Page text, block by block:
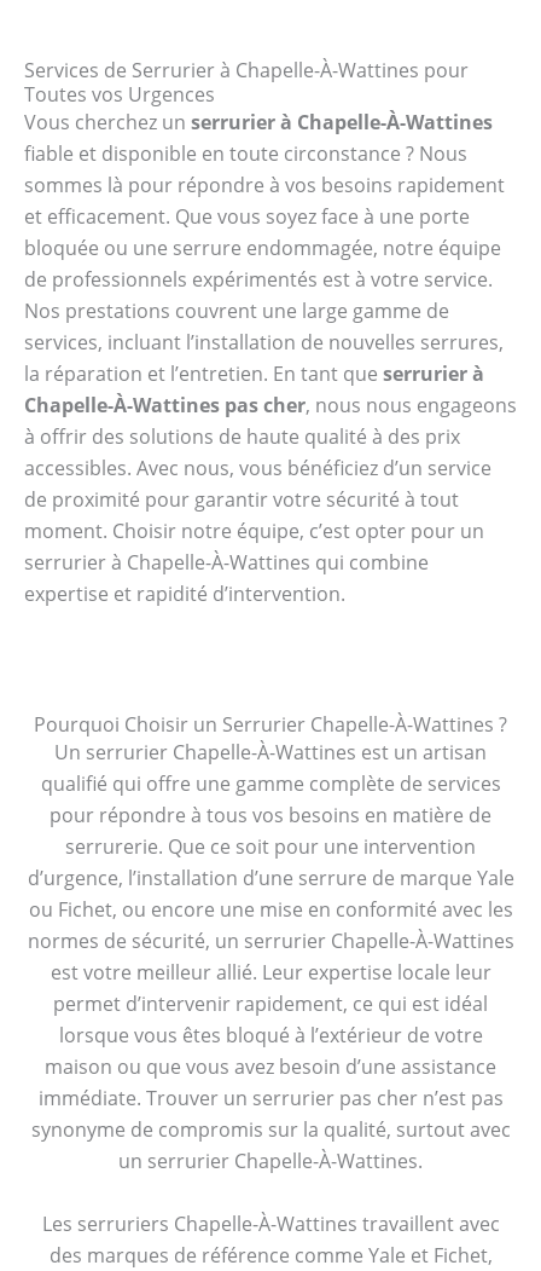
Services de Serrurier à Chapelle-À-Wattines pour
Toutes vos Urgences
Vous cherchez un serrurier à Chapelle-À-Wattines
fiable et disponible en toute circonstance ? Nous
sommes là pour répondre à vos besoins rapidement
et efficacement. Que vous soyez face à une porte
bloquée ou une serrure endommagée, notre équipe
de professionnels expérimentés est à votre service.
Nos prestations couvrent une large gamme de
services, incluant l’installation de nouvelles serrures,
la réparation et l’entretien. En tant que serrurier à
Chapelle-À-Wattines pas cher, nous nous engageons
à offrir des solutions de haute qualité à des prix
accessibles. Avec nous, vous bénéficiez d’un service
de proximité pour garantir votre sécurité à tout
moment. Choisir notre équipe, c’est opter pour un
serrurier à Chapelle-À-Wattines qui combine
expertise et rapidité d’intervention.
Pourquoi Choisir un Serrurier Chapelle-À-Wattines ?
Un serrurier Chapelle-À-Wattines est un artisan
qualifié qui offre une gamme complète de services
pour répondre à tous vos besoins en matière de
serrurerie. Que ce soit pour une intervention
d’urgence, l’installation d’une serrure de marque Yale
ou Fichet, ou encore une mise en conformité avec les
normes de sécurité, un serrurier Chapelle-À-Wattines
est votre meilleur allié. Leur expertise locale leur
permet d’intervenir rapidement, ce qui est idéal
lorsque vous êtes bloqué à l’extérieur de votre
maison ou que vous avez besoin d’une assistance
immédiate. Trouver un serrurier pas cher n’est pas
synonyme de compromis sur la qualité, surtout avec
un serrurier Chapelle-À-Wattines.
Les serruriers Chapelle-À-Wattines travaillent avec
des marques de référence comme Yale et Fichet,